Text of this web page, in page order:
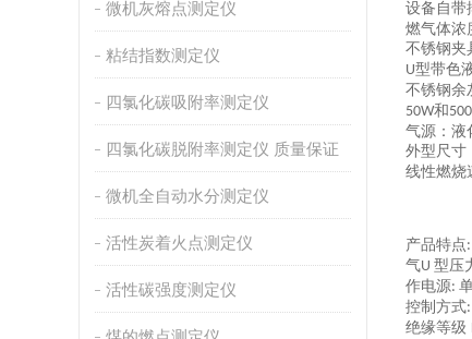
微机灰熔点测定仪
粘结指数测定仪
四氯化碳吸附率测定仪
四氯化碳脱附率测定仪 质量保证
微机全自动水分测定仪
活性炭着火点测定仪
活性碳强度测定仪
设备自带
燃气体浓
不锈钢夹
U型带色
不锈钢余
50W和
气源：液
外型尺寸
线性燃烧
产品特点:
气U 型压
作电源:
控制方式:
绝缘等级